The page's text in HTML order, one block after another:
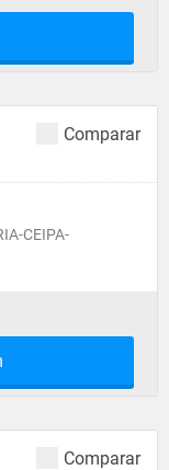
Comparar
CEIPA-
Comparar